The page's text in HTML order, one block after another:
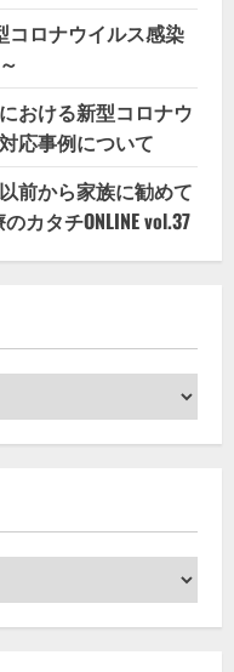
コロナウイルス感染
おける新型コロナウ
応事例について
前から家族に勧めて
カタチONLINE vol.37